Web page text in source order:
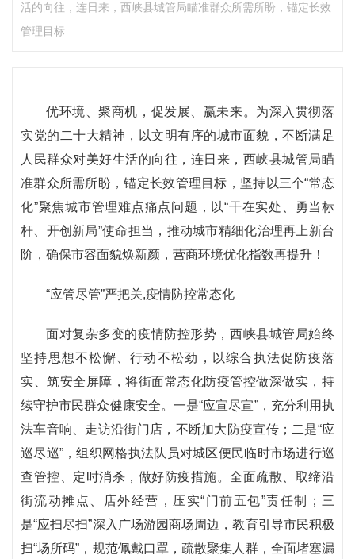
活的向往，连日来，西峡县城管局瞄准群众所需所盼，锚定长效
管理目标
优环境、聚商机，促发展、赢未来。为深入贯彻落
实党的二十大精神，以文明有序的城市面貌，不断满足
人民群众对美好生活的向往，连日来，西峡县城管局瞄
准群众所需所盼，锚定长效管理目标，坚持以三个“常态
化”聚焦城市管理难点痛点问题，以“干在实处、勇当标
杆、开创新局”使命担当，推动城市精细化治理再上新台
阶，确保市容面貌焕新颜，营商环境优化指数再提升！
“应管尽管”严把关,疫情防控常态化
面对复杂多变的疫情防控形势，西峡县城管局始终
坚持思想不松懈、行动不松劲，以综合执法促防疫落
实、筑安全屏障，将街面常态化防疫管控做深做实，持
续守护市民群众健康安全。一是“应宣尽宣”，充分利用执
法车音响、走访沿街门店，不断加大防疫宣传；二是“应
巡尽巡”，组织网格执法队员对城区便民临时市场进行巡
查管控、定时消杀，做好防疫措施。全面疏散、取缔沿
街流动摊点、店外经营，压实“门前五包”责任制；三
是“应扫尽扫”深入广场游园商场周边，教育引导市民积极
扫“场所码”，规范佩戴口罩，疏散聚集人群，全面堵塞漏